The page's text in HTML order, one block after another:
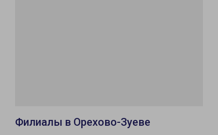
Филиалы в Орехово-Зуеве